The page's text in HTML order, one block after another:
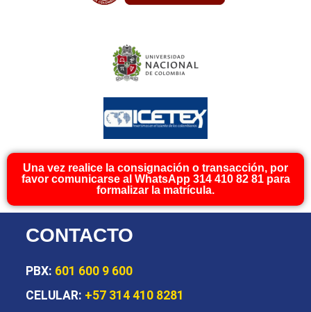
Una vez realice la consignación o transacción, por
favor comunicarse al WhatsApp 314 410 82 81 para
formalizar la matrícula.
CONTACTO
PBX: 601 600 9 600
CELULAR: +57 314 410 8281